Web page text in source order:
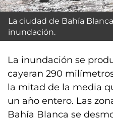
La ciudad de Bahía
inundación.
La inundación se
cayeran 290
la mitad de la media
un año entero. Las
Bahía Blanca se